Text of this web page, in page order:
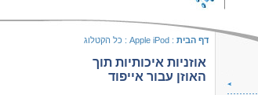
דף הבית :
Apple iPod
:כל הקטלוג
אוזניות איכותיות תוך
האוזן עבור אייפוד